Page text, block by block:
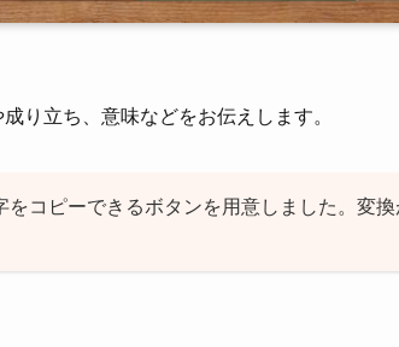
り立ち、意味などをお伝えします。
をコピーできるボタンを用意しました。変